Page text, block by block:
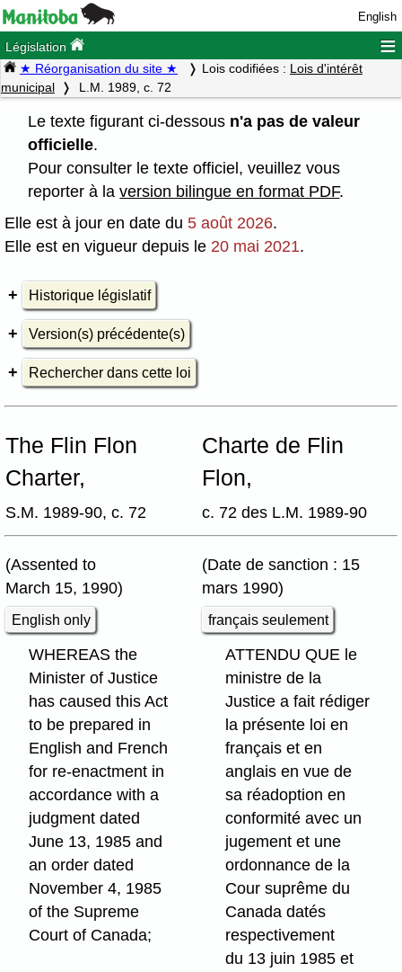
English
Législation ≡
★ Réorganisation du site ★ Lois codifiées : Lois d'intérêt
municipal
L.M. 1989, c. 72
Le texte figurant ci-dessous n'a pas de valeur
officielle.
Pour consulter le texte officiel, veuillez vous
reporter à laversion bilingue en format PDF.
Elle est à jour en date du 5 août 2026.
Elle est en vigueur depuis le 20 mai 2021.
Historique législatif
Version(s) précédente(s)
Rechercher dans cette loi
The Flin Flon
Charter,
S.M. 1989-90, c. 72
Charte de Flin
Flon,
c. 72 des L.M. 1989-90
(Assented to
March 15, 1990)
(Date de sanction : 15
mars 1990)
English only français seulement
WHEREAS the
Minister of Justice
has caused this Act
to be prepared in
English and French
for re-enactment in
accordance with a
judgment dated
June 13, 1985 and
an order dated
November 4, 1985
of the Supreme
Court of Canada;
ATTENDU QUE le
ministre de la
Justice a fait rédiger
la présente loi en
français et en
anglais en vue de
sa réadoption en
conformité avec un
jugement et une
ordonnance de la
Cour suprême du
Canada datés
respectivement
du 13 juin 1985 et